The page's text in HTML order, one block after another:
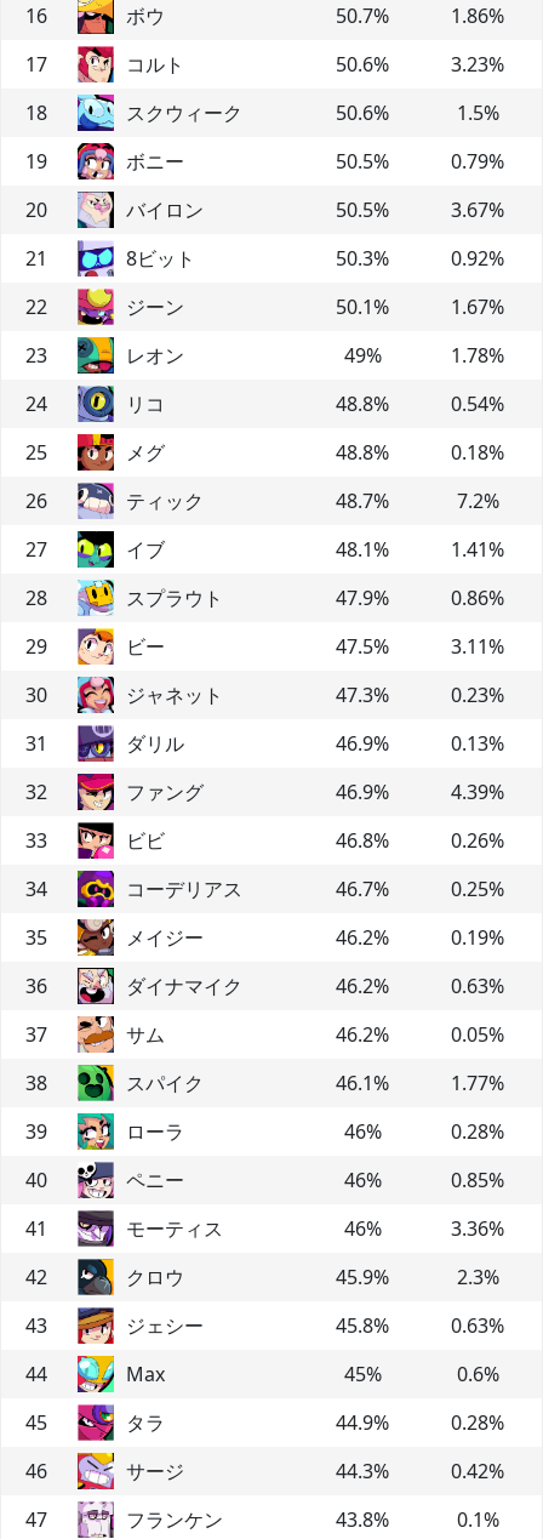
16
ボウ 50.7% 1.86%
17
コルト 50.6% 3.23%
18
スクウィーク 50.6% 1.5%
19
ボニー 50.5% 0.79%
20
バイロン 50.5% 3.67%
21
8ビット 50.3% 0.92%
22
ジーン 50.1% 1.67%
23
レオン 49% 1.78%
24
リコ 48.8% 0.54%
25
メグ 48.8% 0.18%
26
ティック 48.7% 7.2%
27
イブ 48.1% 1.41%
28
スプラウト 47.9% 0.86%
29
ビー 47.5% 3.11%
30
ジャネット 47.3% 0.23%
31
ダリル 46.9% 0.13%
32
ファング 46.9% 4.39%
33
ビビ 46.8% 0.26%
34
コーデリアス 46.7% 0.25%
35
メイジー 46.2% 0.19%
36
ダイナマイク 46.2% 0.63%
37
サム 46.2% 0.05%
38
スパイク 46.1% 1.77%
39
ローラ 46% 0.28%
40
ペニー 46% 0.85%
41
モーティス 46% 3.36%
42
クロウ 45.9% 2.3%
43
ジェシー 45.8% 0.63%
44
Max 45% 0.6%
45
タラ 44.9% 0.28%
46
サージ 44.3% 0.42%
47
フランケン 43.8% 0.1%